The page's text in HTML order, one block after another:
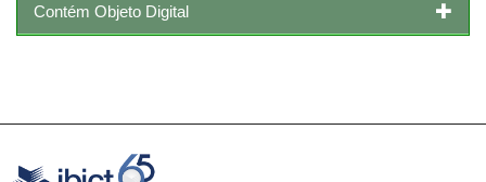
Contém Objeto Digital